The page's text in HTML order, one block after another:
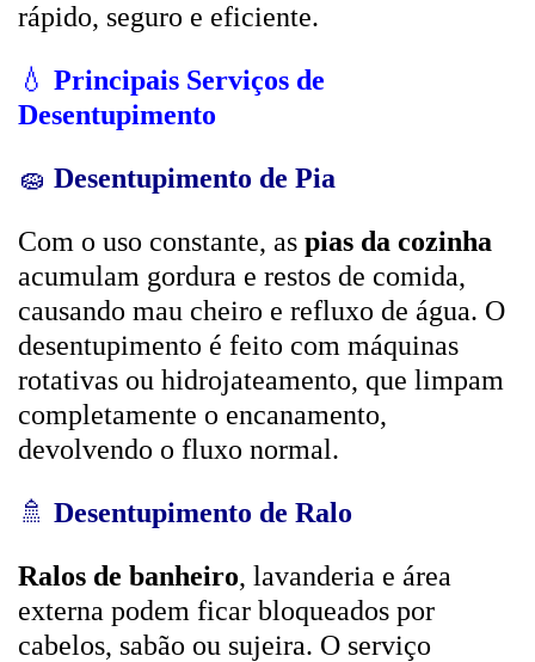
rápido, seguro e eficiente.
💧 Principais Serviços de
Desentupimento
🧽 Desentupimento de Pia
Com o uso constante, as pias da cozinha
acumulam gordura e restos de comida,
causando mau cheiro e refluxo de água. O
desentupimento é feito com máquinas
rotativas ou hidrojateamento, que limpam
completamente o encanamento,
devolvendo o fluxo normal.
🚿 Desentupimento de Ralo
Ralos de banheiro, lavanderia e área
externa podem ficar bloqueados por
cabelos, sabão ou sujeira. O serviço